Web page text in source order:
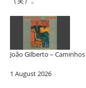
João Gilberto –
1 August 2026